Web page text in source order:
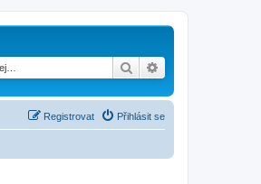
Hledat
Přihlásit se
Registrovat